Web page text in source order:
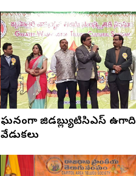
ఘనంగా జిడబ్ల్యుటిసిఎస్ ఉగాది
వేడుకలు